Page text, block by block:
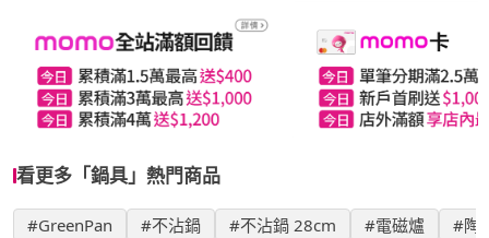
看更多「鍋具」熱門商品
#GreenPan #不沾鍋 #不沾鍋 28cm #電磁爐 #陶